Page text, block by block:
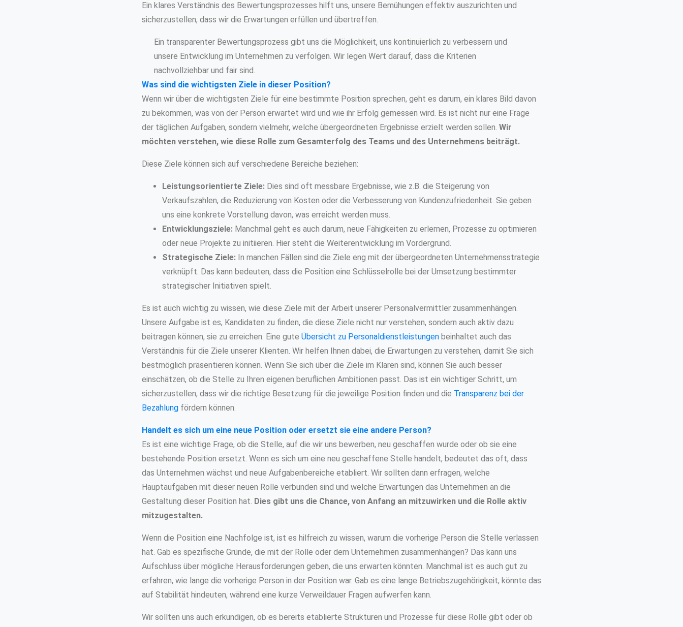
Ein klares Verständnis des Bewertungsprozesses hilft uns, unsere Bemühungen effektiv auszurichten und
sicherzustellen, dass wir die Erwartungen erfüllen und übertreffen.
Ein transparenter Bewertungsprozess gibt uns die Möglichkeit, uns kontinuierlich zu verbessern und
unsere Entwicklung im Unternehmen zu verfolgen. Wir legen Wert darauf, dass die Kriterien
nachvollziehbar und fair sind.
Was sind die wichtigsten Ziele in dieser Position?
Wenn wir über die wichtigsten Ziele für eine bestimmte Position sprechen, geht es darum, ein klares Bild davon
zu bekommen, was von der Person erwartet wird und wie ihr Erfolg gemessen wird. Es ist nicht nur eine Frage
der täglichen Aufgaben, sondern vielmehr, welche übergeordneten Ergebnisse erzielt werden sollen. Wir
möchten verstehen, wie diese Rolle zum Gesamterfolg des Teams und des Unternehmens beiträgt.
Diese Ziele können sich auf verschiedene Bereiche beziehen:
Leistungsorientierte Ziele:Dies sind oft messbare Ergebnisse, wie z.B. die Steigerung von
Verkaufszahlen, die Reduzierung von Kosten oder die Verbesserung von Kundenzufriedenheit. Sie geben
uns eine konkrete Vorstellung davon, was erreicht werden muss.
Entwicklungsziele:Manchmal geht es auch darum, neue Fähigkeiten zu erlernen, Prozesse zu optimieren
oder neue Projekte zu initiieren. Hier steht die Weiterentwicklung im Vordergrund.
Strategische Ziele:In manchen Fällen sind die Ziele eng mit der übergeordneten Unternehmensstrategie
verknüpft. Das kann bedeuten, dass die Position eine Schlüsselrolle bei der Umsetzung bestimmter
strategischer Initiativen spielt.
Es ist auch wichtig zu wissen, wie diese Ziele mit der Arbeit unserer Personalvermittler zusammenhängen.
Unsere Aufgabe ist es, Kandidaten zu finden, die diese Ziele nicht nur verstehen, sondern auch aktiv dazu
beitragen können, sie zu erreichen. Eine gute Übersicht zu Personaldienstleistungenbeinhaltet auch das
Verständnis für die Ziele unserer Klienten. Wir helfen Ihnen dabei, die Erwartungen zu verstehen, damit Sie sich
bestmöglich präsentieren können. Wenn Sie sich über die Ziele im Klaren sind, können Sie auch besser
einschätzen, ob die Stelle zu Ihren eigenen beruflichen Ambitionen passt. Das ist ein wichtiger Schritt, um
sicherzustellen, dass wir die richtige Besetzung für die jeweilige Position finden und die Transparenz bei der
Bezahlungfördern können.
Handelt es sich um eine neue Position oder ersetzt sie eine andere Person?
Es ist eine wichtige Frage, ob die Stelle, auf die wir uns bewerben, neu geschaffen wurde oder ob sie eine
bestehende Position ersetzt. Wenn es sich um eine neu geschaffene Stelle handelt, bedeutet das oft, dass
das Unternehmen wächst und neue Aufgabenbereiche etabliert. Wir sollten dann erfragen, welche
Hauptaufgaben mit dieser neuen Rolle verbunden sind und welche Erwartungen das Unternehmen an die
Gestaltung dieser Position hat. Dies gibt uns die Chance, von Anfang an mitzuwirken und die Rolle aktiv
mitzugestalten.
Wenn die Position eine Nachfolge ist, ist es hilfreich zu wissen, warum die vorherige Person die Stelle verlassen
hat. Gab es spezifische Gründe, die mit der Rolle oder dem Unternehmen zusammenhängen? Das kann uns
Aufschluss über mögliche Herausforderungen geben, die uns erwarten könnten. Manchmal ist es auch gut zu
erfahren, wie lange die vorherige Person in der Position war. Gab es eine lange Betriebszugehörigkeit, könnte das
auf Stabilität hindeuten, während eine kurze Verweildauer Fragen aufwerfen kann.
Wir sollten uns auch erkundigen, ob es bereits etablierte Strukturen und Prozesse für diese Rolle gibt oder ob